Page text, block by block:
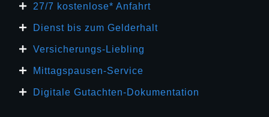
27/7 kosten lose* Anfahrt
Dienst bis zum Gelderhalt
Versicherungs-Liebling
Mittagspausen-Service
Digitale Gutachten-Dokumentation